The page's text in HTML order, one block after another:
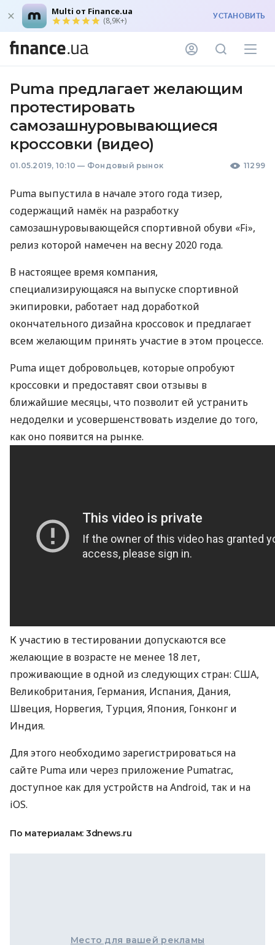
Multi от Finance.ua
(8,9K+) УСТАНОВИТЬ
Puma предлагает желающим
протестировать
самозашнуровывающиеся
кроссовки (видео)
01.05.2019, 10:10 — Фондовый рынок 11299
Puma выпустила в начале этого года тизер,
содержащий намёк на разработку
самозашнуровывающейся спортивной обуви «Fi»,
релиз которой намечен на весну 2020 года.
В настоящее время компания,
специализирующаяся на выпуске спортивной
экипировки, работает над доработкой
окончательного дизайна кроссовок и предлагает
всем желающим принять участие в этом процессе.
Puma ищет добровольцев, которые опробуют
кроссовки и предоставят свои отзывы в
ближайшие месяцы, что позволит ей устранить
недоделки и усовершенствовать изделие до того,
как оно появится на рынке.
К участию в тестировании допускаются все
желающие в возрасте не менее 18 лет,
проживающие в одной из следующих стран: США,
Великобритания, Германия, Испания, Дания,
Швеция, Норвегия, Турция, Япония, Гонконг и
Индия.
Для этого необходимо зарегистрироваться на
сайте Puma или через приложение Pumatrac,
доступное как для устройств на Android, так и на
iOS.
По материалам: 3dnews.ru
Место для вашей рекламы